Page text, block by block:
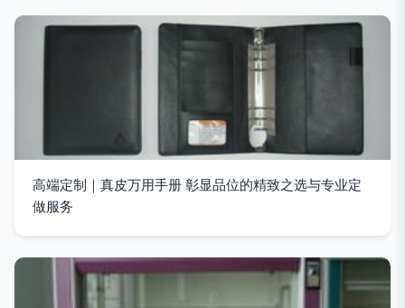
高端定制｜真皮万用手册 彰显品位的精致之选与专业定
做服务